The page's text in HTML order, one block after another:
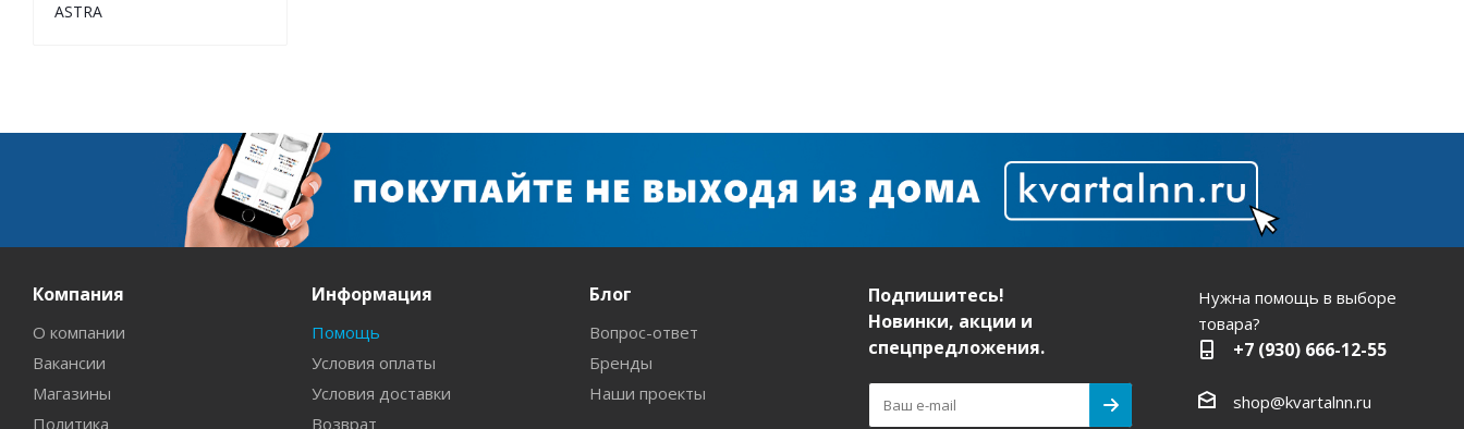
ASTRA
Компания
О компании
Вакансии
Магазины
Политика
Информация
Помощь
Условия оплаты
Условия доставки
Возврат
Блог
Вопрос-ответ
Бренды
Наши проекты
Подпишитесь!
Новинки, акции и
спецпредложения.
Нужна помощь в выборе
товара?
+7 (930) 666-12-55
shop@kvartalnn.ru